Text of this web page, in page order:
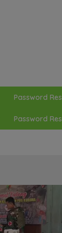
Password
Password